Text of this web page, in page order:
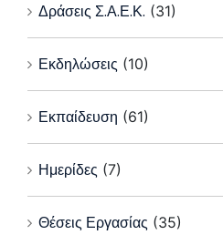
Δράσεις Σ.Α.Ε.Κ. (31)
Εκδηλώσεις (10)
Εκπαίδευση (61)
Ημερίδες (7)
Θέσεις Εργασίας (35)